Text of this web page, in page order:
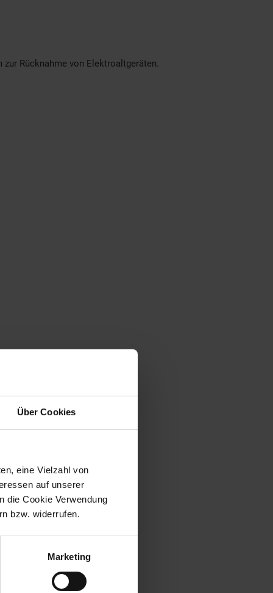
Über Cookies
eine Vielzahl von
auf unserer
die Cookie Verwendung
bzw. widerrufen.
Marketing
Rücknahme von Elektroaltgeräten.